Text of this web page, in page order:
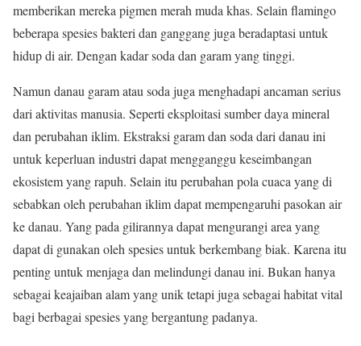
memberikan mereka pigmen merah muda khas. Selain flamingo
beberapa spesies bakteri dan ganggang juga beradaptasi untuk
hidup di air. Dengan kadar soda dan garam yang tinggi.
Namun danau garam atau soda juga menghadapi ancaman serius
dari aktivitas manusia. Seperti eksploitasi sumber daya mineral
dan perubahan iklim. Ekstraksi garam dan soda dari danau ini
untuk keperluan industri dapat mengganggu keseimbangan
ekosistem yang rapuh. Selain itu perubahan pola cuaca yang di
sebabkan oleh perubahan iklim dapat mempengaruhi pasokan air
ke danau. Yang pada gilirannya dapat mengurangi area yang
dapat di gunakan oleh spesies untuk berkembang biak. Karena itu
penting untuk menjaga dan melindungi danau ini. Bukan hanya
sebagai keajaiban alam yang unik tetapi juga sebagai habitat vital
bagi berbagai spesies yang bergantung padanya.